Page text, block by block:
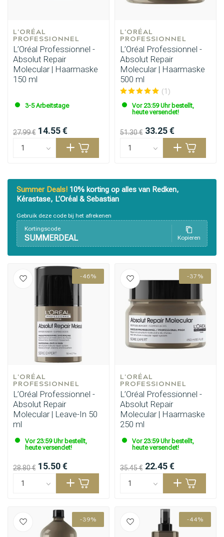
Stylingprodukte Haarfärbung
L'ORÉAL
PROFESSIONNEL
L’Oréal Professionnel -
Absolut Repair
Molecular | Haarmaske
150 ml
3-5 Arbeitstage
27.99 € 14.55 €
L'ORÉAL
PROFESSIONNEL
L’Oréal Professionnel -
Absolut Repair
Molecular | Haarmaske
500 ml
(1)
Vor 23:59 Uhr bestellt,
heute versendet!
51.30 € 33.25 €
Summer Deals! 10% korting op alles van Redken,
Kérastase, L’Oréal & Sebastian
Gebruik deze code bij het afrekenen
Kortingscode
SUMMERDEAL Kopieren
-46%
L'ORÉAL
PROFESSIONNEL
L’Oréal Professionnel -
Absolut Repair
Molecular | Leave-In 50
ml
Vor 23:59 Uhr bestellt,
heute versendet!
28.80 € 15.50 €
-37%
L'ORÉAL
PROFESSIONNEL
L’Oréal Professionnel -
Absolut Repair
Molecular | Haarmaske
250 ml
Vor 23:59 Uhr bestellt,
heute versendet!
35.45 € 22.45 €
-39% -44%